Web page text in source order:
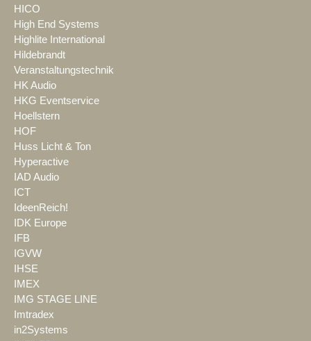
HICO
High End Systems
Highlite International
Hildebrandt
Veranstaltungstechnik
HK Audio
HKG Eventservice
Hoellstern
HOF
Huss Licht & Ton
Hyperactive
IAD Audio
ICT
IdeenReich!
IDK Europe
IFB
IGVW
IHSE
IMEX
IMG STAGE LINE
Imtradex
in2Systems